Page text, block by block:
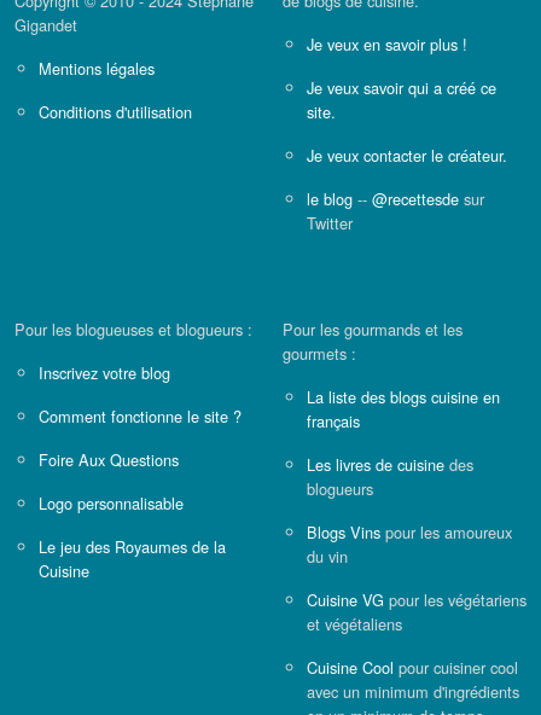
Gigandet
Mentions légales
Conditions d'utilisation
Je veux en savoir plus !
Je veux savoir qui a créé ce
site.
Je veux contacter le créateur.
le blog -- @recettesde sur
Twitter
Pour les blogueuses et blogueurs :
Inscrivez votre blog
Comment fonctionne le site ?
Foire Aux Questions
Logo personnalisable
Le jeu des Royaumes de la
Cuisine
Pour les gourmands et les
gourmets :
La liste des blogs cuisine en
français
Les livres de cuisine des
blogueurs
Blogs Vins pour les amoureux
du vin
Cuisine VG pour les végétariens
et végétaliens
Cuisine Cool pour cuisiner cool
avec un minimum d'ingrédients